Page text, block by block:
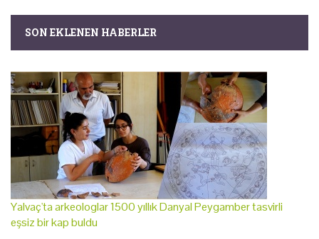
SON EKLENEN HABERLER
Yalvaç'ta arkeologlar 1500 yıllık Danyal Peygamber tasvirli
eşsiz bir kap buldu